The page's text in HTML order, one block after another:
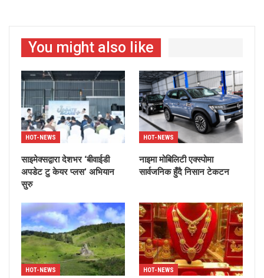
You might also like
HOT-NEWS
साइमेक्सद्वारा देशभर ‘बीवाईडी
अपडेट टु केयर प्लस’ अभियान
सुरु
HOT-NEWS
नाइमा मोबिलिटी एक्स्पोमा
सार्वजनिक हुँदै निसान टेकटन
HOT-NEWS HOT-NEWS